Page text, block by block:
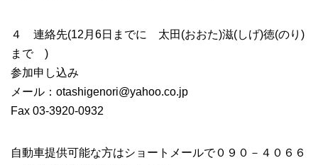
４ 連絡先(12月6日までに 太田(おおた)滋(しげ)徳(のり)
まで )
参加申し込み
メール：otashigenori@yahoo.co.jp
Fax 03-3920-0932
自動車提供可能な方はショートメールで０９０－４０６６